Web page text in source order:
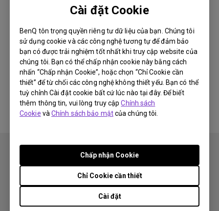
Cài đặt Cookie
BenQ tôn trọng quyền riêng tư dữ liệu của bạn. Chúng tôi
sử dụng cookie và các công nghệ tương tự để đảm bảo
bạn có được trải nghiệm tốt nhất khi truy cập website của
chúng tôi. Bạn có thể chấp nhận cookie này bằng cách
nhấn “Chấp nhận Cookie”, hoặc chọn “Chỉ Cookie cần
thiết” để từ chối các công nghệ không thiết yếu. Bạn có thể
tuỳ chỉnh Cài đặt cookie bất cứ lúc nào tại đây. Để biết
thêm thông tin, vui lòng truy cậpChính sách
Cookie vàChính sách bảo mậtcủa chúng tôi.
Cài đặt
Chỉ Cookie cần thiết
Chấp nhận Cookie
Thông tin này có hữu ích không?
Có Không